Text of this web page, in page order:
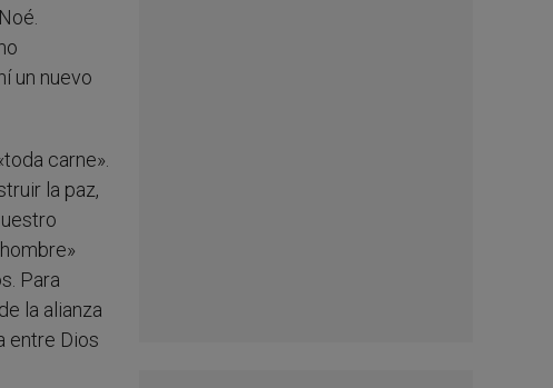
un nuevo
carne».
la paz,
Para
la alianza
entre Dios